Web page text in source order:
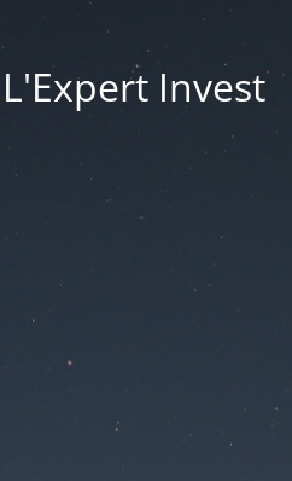
L'Expert Invest